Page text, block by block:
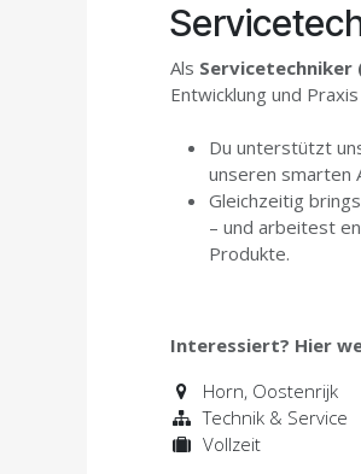
Als Servicetechniker
Entwicklung und
Du unterstützt
unseren smarten
Gleichzeitig
– und arbeitest
Produkte.
Interessiert? Hier
Horn, Oostenrijk
Technik & Service
Vollzeit